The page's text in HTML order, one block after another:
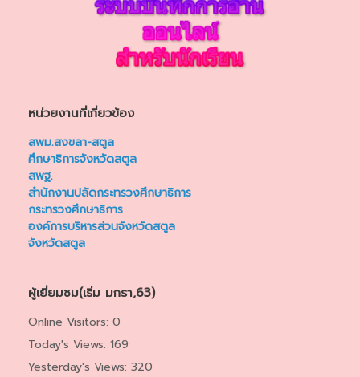
หน่วยงานที่เกี่ยวข้อง
สพม.สงขลา-สตูล
ศึกษาธิการจังหวัดสตูล
สพฐ.
สำนักงานปลัดกระทรวงศึกษาธิการ
กระทรวงศึกษาธิการ
องค์การบริหารส่วนจังหวัดสตูล
จังหวัดสตูล
ผู้เยี่ยมชม(เริ่ม มกรา,63)
Online Visitors: 0
Today's Views: 169
Yesterday's Views: 320